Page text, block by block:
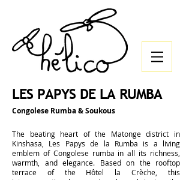
LES PAPYS DE LA RUMBA
Congolese Rumba & Soukous
The beating heart of the Matonge district in
Kinshasa, Les Papys de la Rumba is a living
emblem of Congolese rumba in all its richness,
warmth, and elegance. Based on the rooftop
terrace of the Hôtel la Crèche, this